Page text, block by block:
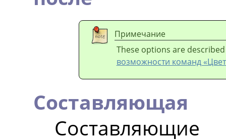
Примечание
These options are
возможности команд
Составляющая